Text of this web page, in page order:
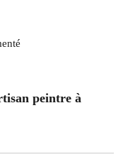
peintre à